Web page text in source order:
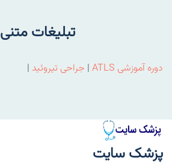
تبلیغات متنی
دوره آموزشی ATLS | جراحی تیروئید |
پزشک سایت